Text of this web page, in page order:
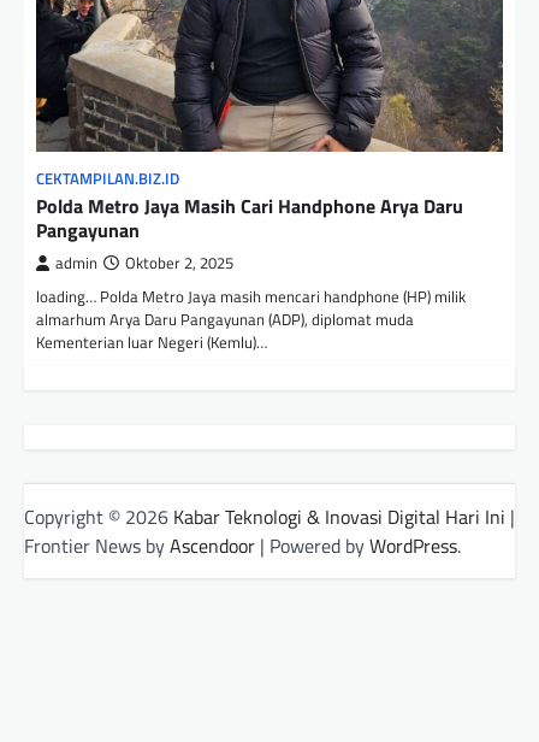
CEKTAMPILAN.BIZ.ID
Polda Metro Jaya Masih Cari Handphone Arya Daru
Pangayunan
admin Oktober 2, 2025
loading… Polda Metro Jaya masih mencari handphone (HP) milik
almarhum Arya Daru Pangayunan (ADP), diplomat muda
Kementerian luar Negeri (Kemlu)…
Copyright © 2026 Kabar Teknologi & Inovasi Digital Hari Ini |
Frontier News byAscendoor | Powered byWordPress.